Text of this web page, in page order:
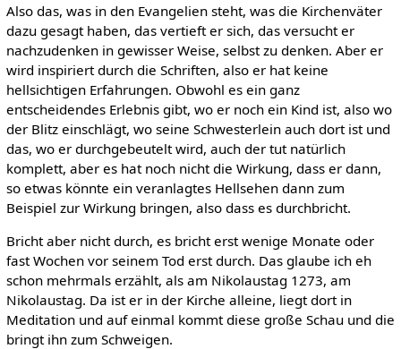
Also das, was in den Evangelien steht, was die Kirchenväter
dazu gesagt haben, das vertieft er sich, das versucht er
nachzudenken in gewisser Weise, selbst zu denken. Aber er
wird inspiriert durch die Schriften, also er hat keine
hellsichtigen Erfahrungen. Obwohl es ein ganz
entscheidendes Erlebnis gibt, wo er noch ein Kind ist, also wo
der Blitz einschlägt, wo seine Schwesterlein auch dort ist und
das, wo er durchgebeutelt wird, auch der tut natürlich
komplett, aber es hat noch nicht die Wirkung, dass er dann,
so etwas könnte ein veranlagtes Hellsehen dann zum
Beispiel zur Wirkung bringen, also dass es durchbricht.
Bricht aber nicht durch, es bricht erst wenige Monate oder
fast Wochen vor seinem Tod erst durch. Das glaube ich eh
schon mehrmals erzählt, als am Nikolaustag 1273, am
Nikolaustag. Da ist er in der Kirche alleine, liegt dort in
Meditation und auf einmal kommt diese große Schau und die
bringt ihn zum Schweigen.